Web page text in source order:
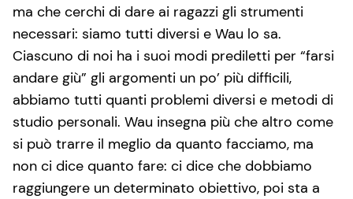
ma che cerchi di dare ai ragazzi gli strumenti
necessari: siamo tutti diversi e Wau lo sa.
Ciascuno di noi ha i suoi modi prediletti per “farsi
andare giù” gli argomenti un po’ più difficili,
abbiamo tutti quanti problemi diversi e metodi di
studio personali. Wau insegna più che altro come
si può trarre il meglio da quanto facciamo, ma
non ci dice quanto fare: ci dice che dobbiamo
raggiungere un determinato obiettivo, poi sta a